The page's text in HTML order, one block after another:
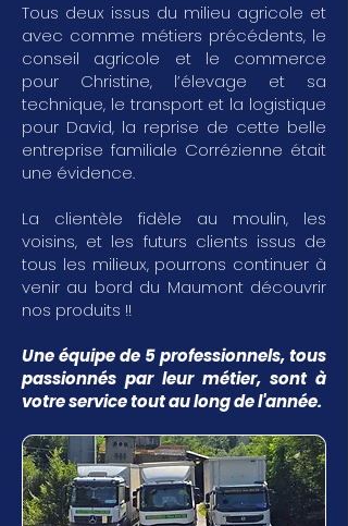
Tous deux issus du milieu agricole et
avec comme métiers précédents, le
conseil agricole et le commerce
pour Christine, l’élevage et sa
technique, le transport et la logistique
pour David, la reprise de cette belle
entreprise familiale Corrézienne était
une évidence.
La clientèle fidèle au moulin, les
voisins, et les futurs clients issus de
tous les milieux, pourrons continuer à
venir au bord du Maumont découvrir
nos produits !!
Une équipe de 5 professionnels, tous
passionnés par leur métier, sont à
votre service tout au long de l'année.